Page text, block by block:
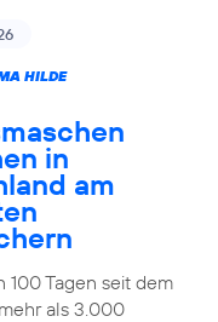
HILDE
in
am
100 Tagen seit dem
als 3.000